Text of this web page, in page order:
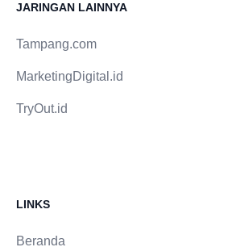
JARINGAN LAINNYA
Tampang.com
MarketingDigital.id
TryOut.id
LINKS
Beranda